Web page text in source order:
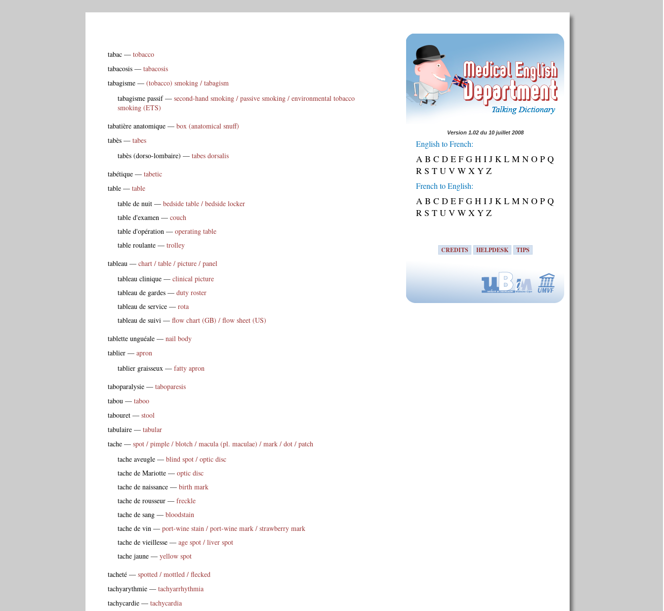
tabac — tobacco
tabacosis — tabacosis
tabagisme — (tobacco) smoking / tabagism
tabagisme passif— second-hand smoking / passive smoking / environmental tobacco
smoking (ETS)
tabatière anatomique — box (anatomical snuff)
tabès — tabes
tabès (dorso-lombaire) — tabes dorsalis
tabétique — tabetic
table — table
table de nuit — bedside table / bedside locker
table d'examen — couch
table d'opération — operating table
table roulante — trolley
tableau — chart / table / picture / panel
tableau clinique — clinical picture
tableau de gardes — duty roster
tableau de service — rota
tableau de suivi — flow chart (GB) / flow sheet (US)
tablette unguéale — nail body
tablier — apron
tablier graisseux — fatty apron
taboparalysie — taboparesis
tabou — taboo
tabouret — stool
tabulaire — tabular
tache — spot / pimple / blotch / macula (pl. maculae) / mark / dot / patch
tache aveugle — blind spot / optic disc
tache de Mariotte — optic disc
tache de naissance — birth mark
tache de rousseur — freckle
tache de sang — bloodstain
tache de vin — port-wine stain / port-wine mark / strawberry mark
tache de vieillesse — age spot / liver spot
tache jaune — yellow spot
tacheté — spotted / mottled / flecked
tachyarythmie — tachyarrhythmia
tachycardie — tachycardia
Version 1.02 du 10 juillet 2008
English to French:
A B C D E F G H I J K L M N O P Q
R S T U V W X Y Z
French to English:
A B C D E F G H I J K L M N O P Q
R S T U V W X Y Z
CREDITS HELPDESK TIPS